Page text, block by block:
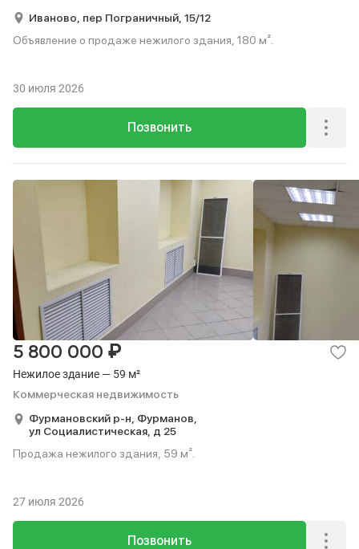
Иваново, пер Пограничный, 15/12
Объявление о продаже нежилого здания, 180 м².
Позвонить
30 июля 2026
Нежилое здание — 59 м²
Коммерческая недвижимость
5 800 000 ₽
Фурмановский р-н, Фурманов,
ул Социалистическая, д 25
Продажа нежилого здания, 59 м².
Позвонить
27 июля 2026